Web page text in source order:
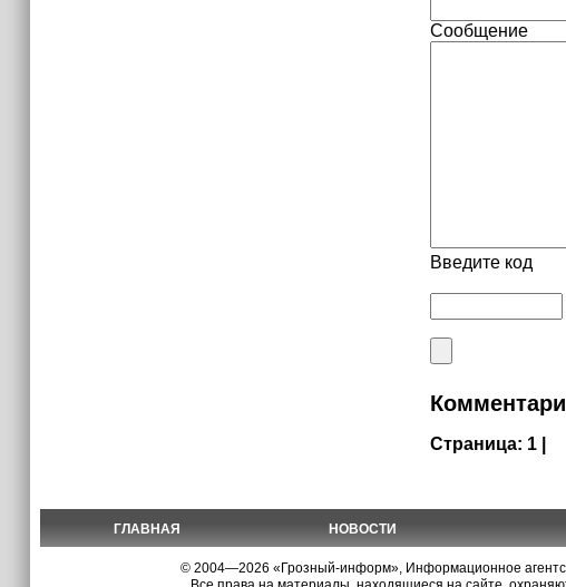
Сообщение
Введите код
Страница: 1 |
ГЛАВНАЯ НОВОСТИ
© 2004—2026 «Грозный-информ», Информационное